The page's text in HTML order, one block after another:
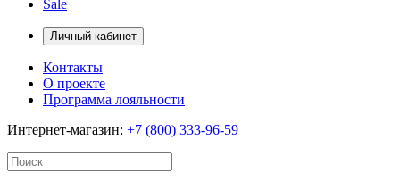
Sale
Личный кабинет
Контакты
О проекте
Программа лояльности
Интернет-магазин: +7 (800) 333-96-59